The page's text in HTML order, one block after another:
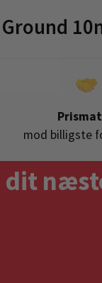
mod billigste
dit